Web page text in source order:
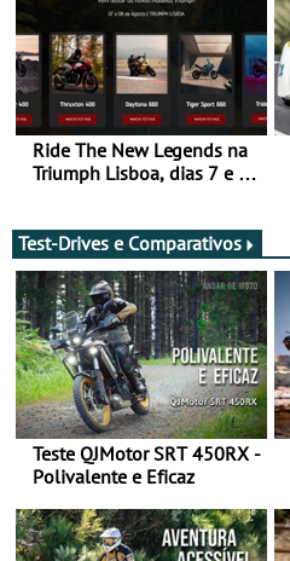
Ride The New Legends na
Triumph Lisboa, dias 7 e 8
Test-Drives e Comparativos
Teste QJMotor SRT 450RX -
Polivalente e Eficaz